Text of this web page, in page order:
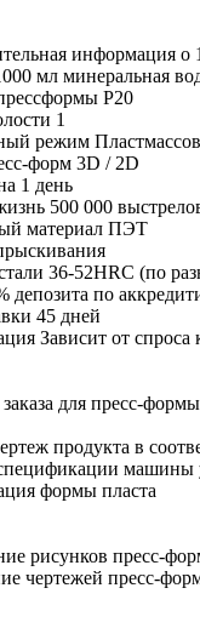
информация
мл минеральная
P20
1
режим
форм 3D / 2D
1 день
500 000
материал ПЭТ
36-52HRC (по
депозита по
45 дней
Зависит от спроса
для пресс-
продукта в
машины
формы пласта
рисунков пресс-
чертежей пресс-